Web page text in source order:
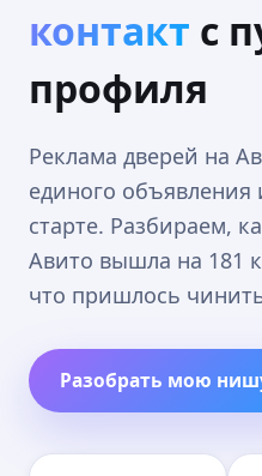
контакт с
профиля
Реклама дверей на
единого объявления
старте. Разбираем,
Авито вышла на 181
что пришлось
Разобрать мою